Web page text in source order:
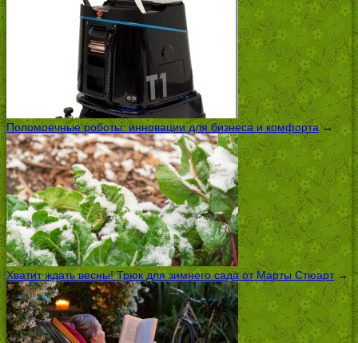
Поломоечные роботы: инновации для бизнеса и комфорта→
Хватит ждать весны! Трюк для зимнего сада от Марты Стюарт→